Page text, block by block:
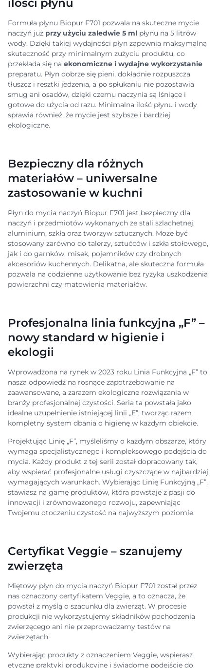
Formuła płynu Biopur F701 pozwala na skuteczne mycie
naczyń już przy użyciu zaledwie 5 ml płynu na 5 litrów
wody. Dzięki takiej wydajności płyn zapewnia maksymalną
skuteczność przy minimalnym zużyciu produktu, co
przekłada się na ekonomiczne i wydajne wykorzystanie
preparatu. Płyn dobrze się pieni, dokładnie rozpuszcza
tłuszcz i resztki jedzenia, a po spłukaniu nie pozostawia
smug ani osadów, dzięki czemu naczynia są lśniące i
gotowe do użycia od razu. Minimalna ilość płynu i wody
sprawia również, że mycie jest szybsze i bardziej
ekologiczne.
Bezpieczny dla różnych
materiałów – uniwersalne
zastosowanie w kuchni
Płyn do mycia naczyń Biopur F701 jest bezpieczny dla
naczyń i przedmiotów wykonanych ze stali szlachetnej,
aluminium, szkła oraz tworzyw sztucznych. Może być
stosowany zarówno do talerzy, sztućców i szkła stołowego,
jak i do garnków, misek, pojemników czy drobnych
akcesoriów kuchennych. Delikatna, ale skuteczna formuła
pozwala na codzienne użytkowanie bez ryzyka uszkodzenia
powierzchni czy matowienia materiałów.
Profesjonalna linia funkcyjna „F” –
nowy standard w higienie i
ekologii
Wprowadzona na rynek w 2023 roku Linia Funkcyjna „F” to
nasza odpowiedź na rosnące zapotrzebowanie na
zaawansowane, a zarazem ekologiczne rozwiązania w
branży profesjonalnej czystości. Seria ta powstała jako
idealne uzupełnienie istniejącej linii „E”, tworząc razem
kompletny system dbania o higienę w każdym obiekcie.
Projektując Linię „F”, myśleliśmy o każdym obszarze, który
wymaga specjalistycznego i kompleksowego podejścia do
mycia. Każdy produkt z tej serii został dopracowany tak,
aby wspierać profesjonalne usługi czyszczące w najbardziej
wymagających warunkach. Wybierając Linię Funkcyjną „F”,
stawiasz na gamę produktów, która powstaje z pasji do
innowacji i zrównoważonego rozwoju, zapewniając
Twojemu otoczeniu czystość na najwyższym poziomie.
Certyfikat Veggie – szanujemy
zwierzęta
Miętowy płyn do mycia naczyń Biopur F701 został przez
nas oznaczony certyfikatem Veggie, a to oznacza, że
powstał z myślą o szacunku dla zwierząt. W procesie
produkcji nie wykorzystujemy składników pochodzenia
zwierzęcego ani nie przeprowadzamy testów na
zwierzętach.
Wybierając produkty z oznaczeniem Veggie, wspierasz
etyczne praktyki produkcyjne i świadome podejście do